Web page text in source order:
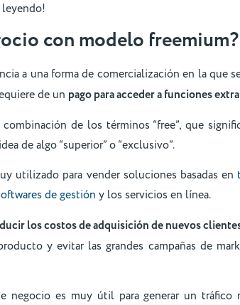
leyendo!
con modelo freemium?
a una forma de comercialización en la que
de un pago para acceder a funciones extra
de los términos “free”, que
de algo “superior” o “exclusivo”.
utilizado para vender soluciones basadas en
de gestión y los servicios en línea.
los costos de adquisición de nuevos
y evitar las grandes campañas de
negocio es muy útil para generar un tráfico